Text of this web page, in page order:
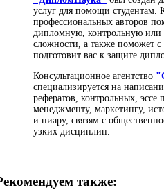
услуг для помощи студентам.
профессиональных авторов
дипломную, контрольную или
сложности, а также поможет с
подготовит вас к защите
Консультационное агентство
специализируется на
рефератов, контрольных, эссе
менеджменту, маркетингу,
и пиару, связям с
узких дисциплин.
также: